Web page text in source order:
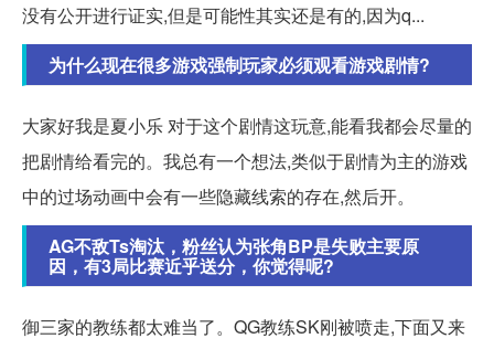
没有公开进行证实,但是可能性其实还是有的,因为q...
为什么现在很多游戏强制玩家必须观看游戏剧情?
大家好我是夏小乐 对于这个剧情这玩意,能看我都会尽量的
把剧情给看完的。我总有一个想法,类似于剧情为主的游戏
中的过场动画中会有一些隐藏线索的存在,然后开。
AG不敌Ts淘汰，粉丝认为张角BP是失败主要原
因，有3局比赛近乎送分，你觉得呢?
御三家的教练都太难当了。QG教练SK刚被喷走,下面又来